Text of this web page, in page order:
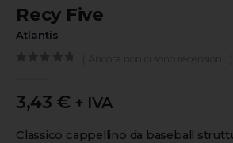
Recy Five
Atlantis
3,43 € + IVA
Classico cappellino da baseball